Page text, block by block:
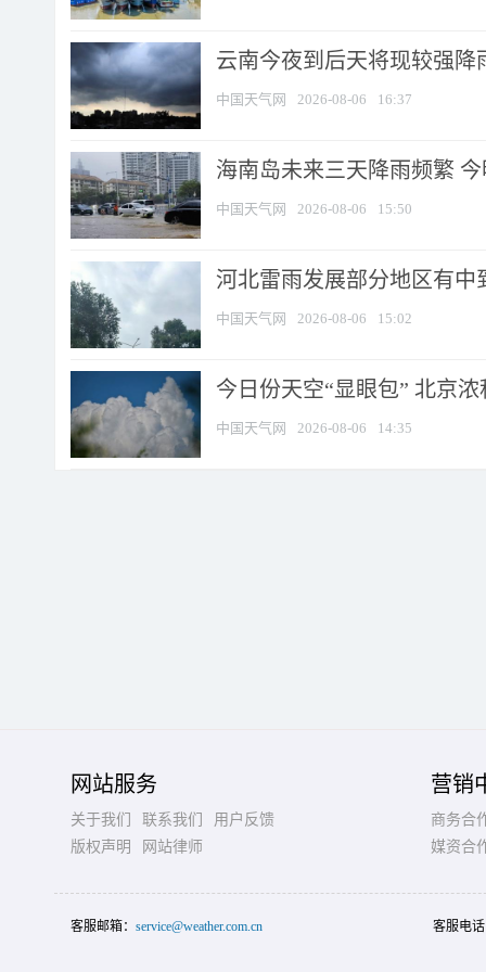
云南今夜到后天将现较强降
中国天气网 2026-08-06 16:37
海南岛未来三天降雨频繁
中国天气网 2026-08-06 15:50
河北雷雨发展部分地区有中
中国天气网 2026-08-06 15:02
今日份天空“显眼包” 北京
中国天气网 2026-08-06 14:35
网站服务
关于我们 联系我们
用户反馈
版权声明
网站律师
营销
商务合
媒资合
客服邮箱： service@weather.com.cn 客服电